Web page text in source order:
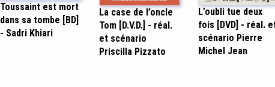
Toussaint est mort
dans sa tombe [BD]
- Sadri Khiari
La case de l’oncle
Tom [D.V.D.] - réal.
et scénario
Priscilla Pizzato
L’oubli tue deux
fois [DVD] - réal.
scénario Pierre
Michel Jean